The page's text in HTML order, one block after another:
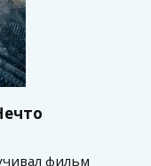
фильм